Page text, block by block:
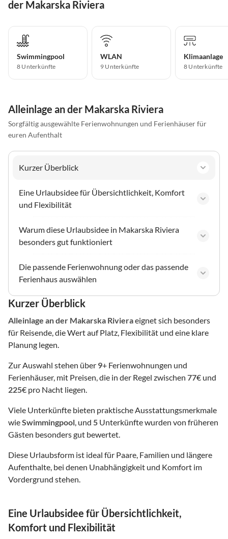
der Makarska Riviera
Swimmingpool
8 Unterkünfte
WLAN
9 Unterkünfte
Klimaanlage
8 Unterkünfte
Alleinlage an der Makarska Riviera
Sorgfältig ausgewählte Ferienwohnungen und Ferienhäuser für
euren Aufenthalt
Kurzer Überblick
Eine Urlaubsidee für Übersichtlichkeit, Komfort
und Flexibilität
Warum diese Urlaubsidee in Makarska Riviera
besonders gut funktioniert
Die passende Ferienwohnung oder das passende
Ferienhaus auswählen
Kurzer Überblick
Alleinlage an der Makarska Rivieraeignet sich besonders
für Reisende, die Wert auf Platz, Flexibilität und eine klare
Planung legen.
Zur Auswahl stehen über 9+ Ferienwohnungen und
Ferienhäuser, mit Preisen, die in der Regel zwischen 77€ und
225€ pro Nacht liegen.
Viele Unterkünfte bieten praktische Ausstattungsmerkmale
wieSwimmingpool, und 5 Unterkünfte wurden von früheren
Gästen besonders gut bewertet.
Diese Urlaubsform ist ideal für Paare, Familien und längere
Aufenthalte, bei denen Unabhängigkeit und Komfort im
Vordergrund stehen.
Eine Urlaubsidee für Übersichtlichkeit,
Komfort und Flexibilität